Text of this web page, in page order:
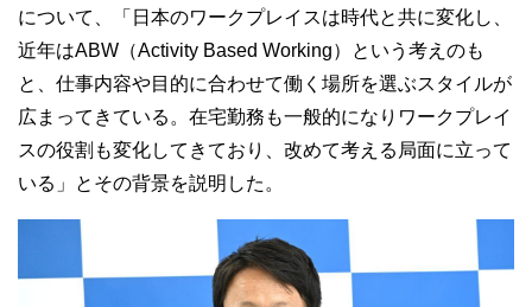
について、「日本のワークプレイスは時代と共に変化し、
近年はABW （Activity Based Working）という考えのも
と、仕事内容や目的に合わせて働く場所を選ぶスタイルが
広まってきている。在宅勤務も一般的になりワークプレイ
スの役割も変化してきており、改めて考える局面に立って
いる」とその背景を説明した。